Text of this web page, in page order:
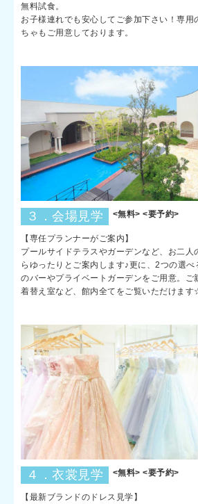
無料試食。
お子様連れでも安心してご参加下さい！専用
ちゃもご用意しております。
３．会場見学 <無料> <要予約>
【専任プランナーがご案内】
プールサイドテラスやガーデンなど、お二人
らゆったりとご案内します♪更に、2つの選べ
のバーやプライベートガーデンをご用意。ご
着替え室など、館内全てをご覧いただけます
４．衣裳見学 <無料> <要予約>
【最新ブランドのドレス見学】